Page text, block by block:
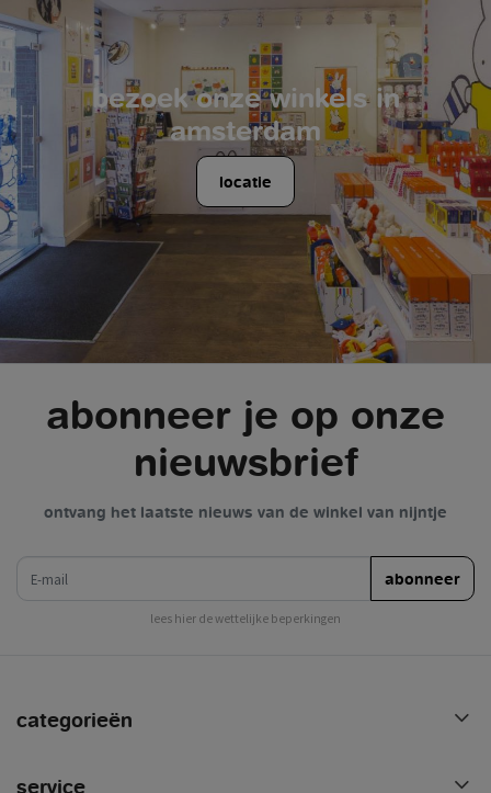
bezoek onze winkels in
amsterdam
locatie
abonneer je op onze
nieuwsbrief
ontvang het laatste nieuws van de winkel van nijntje
abonneer
lees hier de wettelijke beperkingen
categorieën
service